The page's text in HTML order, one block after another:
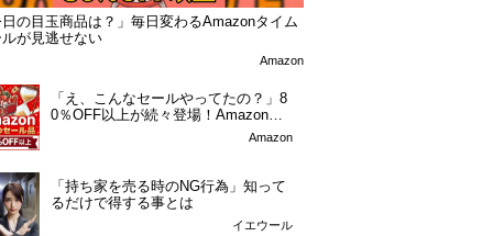
の目玉商品は？」毎日変わるAmazonタイム
が見逃せない
Amazon
「え、こんなセールやってたの？」8
0％OFF以上が続々登場！Amazonの
Amazon
「持ち家を売る時のNG行為」知って
るだけで得する事とは
イエウール